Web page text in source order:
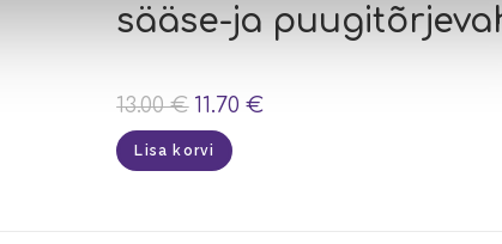
sääse-ja
13.00€ 11.70€
Lisa korvi